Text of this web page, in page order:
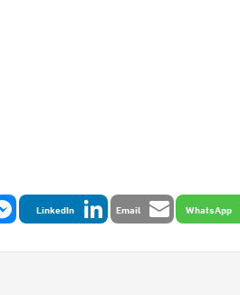
WhatsApp
Email
LinkedIn